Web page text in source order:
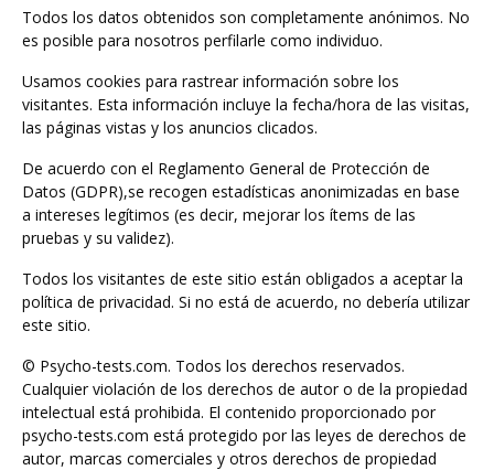
Todos los datos obtenidos son completamente anónimos. No
es posible para nosotros perfilarle como individuo.
Usamos cookies para rastrear información sobre los
visitantes. Esta información incluye la fecha/hora de las visitas,
las páginas vistas y los anuncios clicados.
De acuerdo con el Reglamento General de Protección de
Datos (GDPR),se recogen estadísticas anonimizadas en base
a intereses legítimos (es decir, mejorar los ítems de las
pruebas y su validez).
Todos los visitantes de este sitio están obligados a aceptar la
política de privacidad. Si no está de acuerdo, no debería utilizar
este sitio.
© Psycho-tests.com. Todos los derechos reservados.
Cualquier violación de los derechos de autor o de la propiedad
intelectual está prohibida. El contenido proporcionado por
psycho-tests.com está protegido por las leyes de derechos de
autor, marcas comerciales y otros derechos de propiedad